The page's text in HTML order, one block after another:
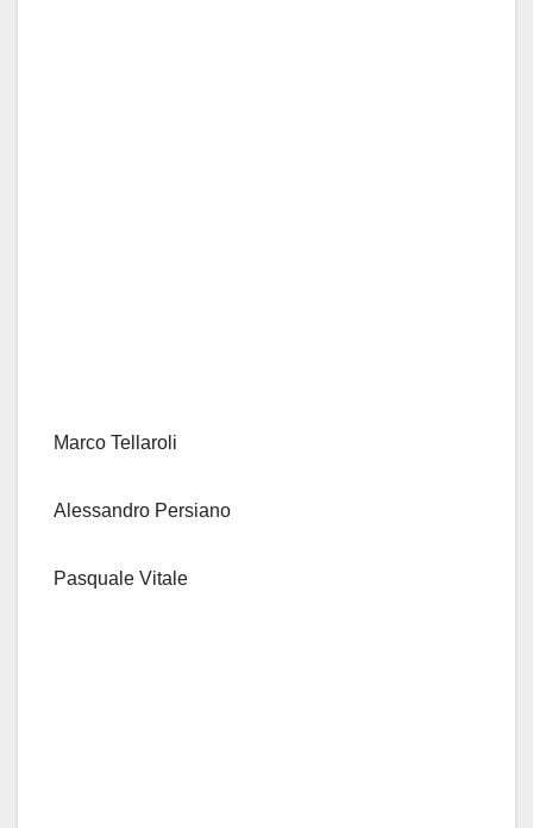
Marco Tellaroli
Alessandro Persiano
Pasquale Vitale